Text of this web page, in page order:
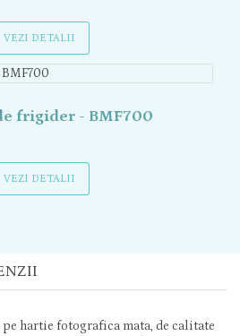
VEZI DETALII
frigider - BMF700
VEZI DETALII
hartie fotografica mata, de calitate